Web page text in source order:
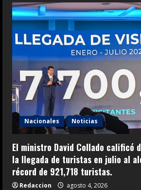
Nacionales Noticias
El ministro David Collado calificó
la llegada de turistas en julio al
récord de 921,718 turistas.
Redaccion agosto 4, 2026